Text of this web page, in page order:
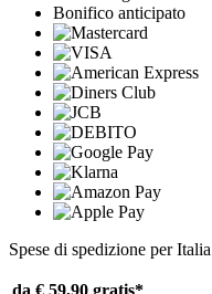
Bonifico anticipato
Spese di spedizione per Italia